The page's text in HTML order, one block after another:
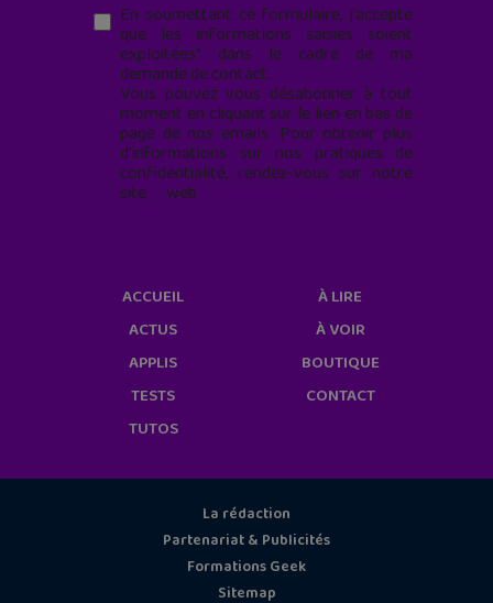
En soumettant ce formulaire, j’accepte
que les informations saisies soient
exploitées* dans le cadre de ma
demande de contact.
Vous pouvez vous désabonner à tout
moment en cliquant sur le lien en bas de
page de nos emails. Pour obtenir plus
d'informations sur nos pratiques de
confidentialité, rendez-vous sur notre
site web
ACCUEIL
ACTUS
APPLIS
TESTS
TUTOS
À LIRE
À VOIR
BOUTIQUE
CONTACT
La rédaction
Partenariat & Publicités
Formations Geek
Sitemap